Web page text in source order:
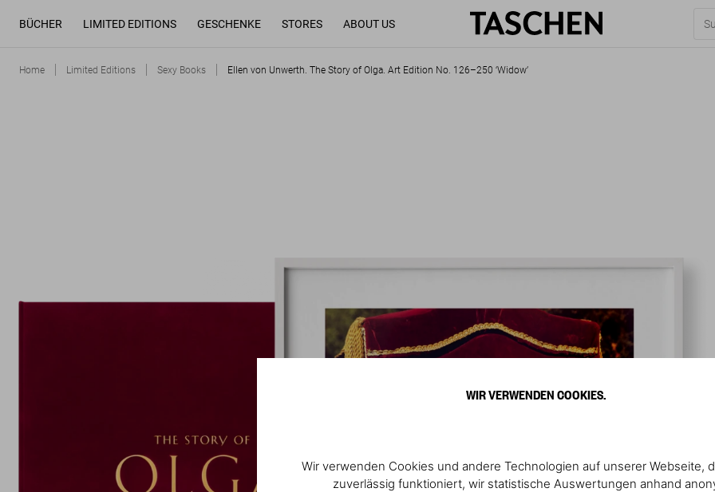
WIR VERWENDEN COOKIES.
Wir verwenden Cookies und andere Technologien auf unserer Webseite,
zuverlässig funktioniert, wir statistische Auswertungen anhand
BÜCHER LIMITED EDITIONS GESCHENKE STORES ABOUT US
Home Limited Editions Sexy Books Ellen von Unwerth. The Story of Olga. Art Edition No. 126–250 ‘Widow’